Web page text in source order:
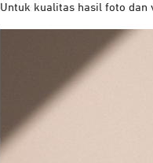
Untuk kualitas hasil foto dan